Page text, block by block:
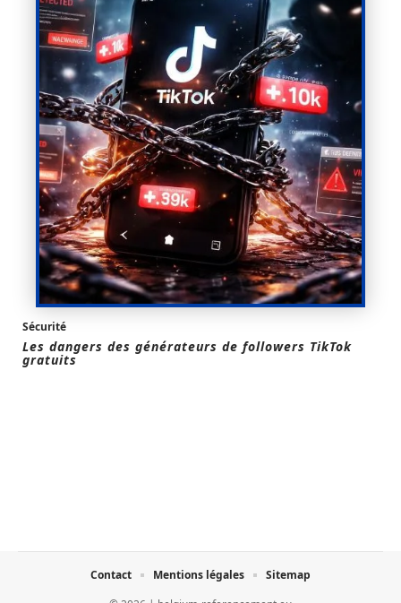
Sécurité
Les dangers des générateurs de followers TikTok
gratuits
Contact Mentions légales Sitemap